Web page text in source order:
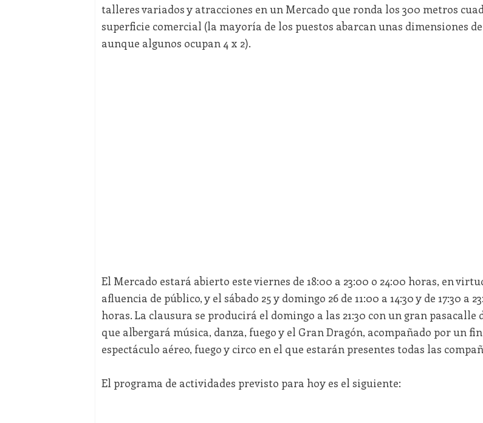
talleres variados y atracciones en un Mercado que ronda los 300 metros
superficie comercial (la mayoría de los puestos abarcan unas dimensiones
aunque algunos ocupan 4 x 2).
El Mercado estará abierto este viernes de 18:00 a 23:00 o 24:00 horas, en
afluencia de público, y el sábado 25 y domingo 26 de 11:00 a 14:30 y de 17:30 a
horas. La clausura se producirá el domingo a las 21:30 con un gran pasacalle
que albergará música, danza, fuego y el Gran Dragón, acompañado por un
espectáculo aéreo, fuego y circo en el que estarán presentes todas las
El programa de actividades previsto para hoy es el siguiente: